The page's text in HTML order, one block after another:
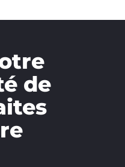
de